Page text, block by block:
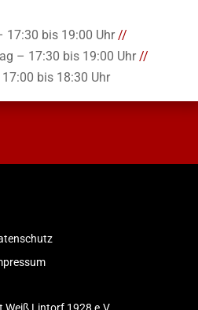
17:30 bis 19:00 Uhr //
– 17:30 bis 19:00 Uhr //
bis 18:30 Uhr
Lintorf 1928 e.V.